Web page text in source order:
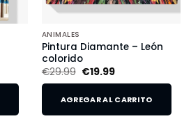
ANIMALES
Pintura Diamante – León
colorido
€29.99 €19.99
AGREGAR AL CARRITO